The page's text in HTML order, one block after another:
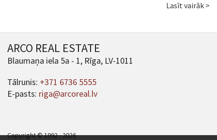
Lasīt vairāk >
ARCO REAL ESTATE
Blaumaņa iela 5a - 1, Rīga, LV-1011
Tālrunis: +371 6736 5555
E-pasts: riga@arcoreal.lv
Copyright © 1992 - 2026